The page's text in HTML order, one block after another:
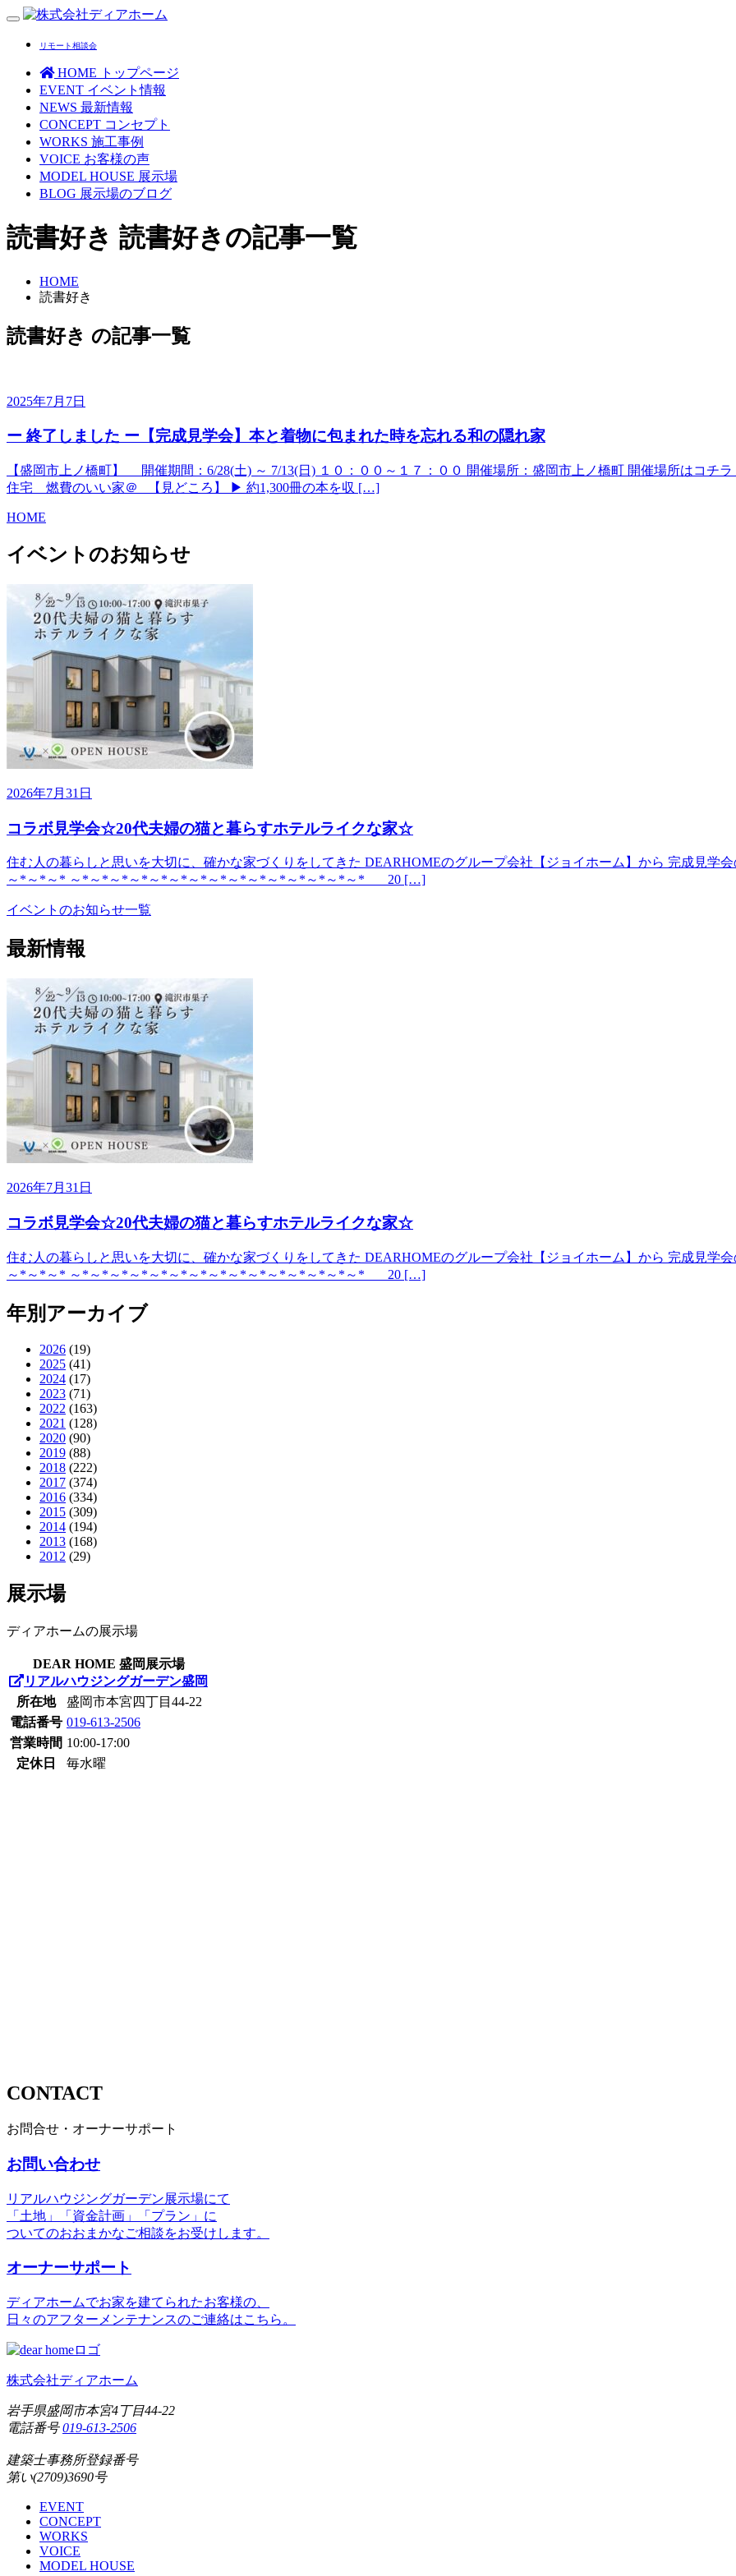
Toggle
リモート相談会
HOME
トップページ
EVENT イベント情報
NEWS 最新情報
CONCEPT コンセプト
WORKS 施工事例
VOICE お客様の声
MODEL HOUSE 展示場
BLOG 展示場のブログ
読書好き 読書好きの記事一覧
HOME
読書好き
読書好き の記事一覧
2025年7月7日
ー 終了しました ー【完成見学会】本と着物に包まれた時を忘れる和の隠れ家
【盛岡市上ノ橋町】 開催期間：6/28(土) ～ 7/13(日) １０：００～１７：００ 開催場所：盛岡市上ノ橋町 開催場所はコチ
住宅 燃費のいい家＠ 【見どころ】 ▶ 約1,300冊の本を収 […]
HOME
イベントのお知らせ
2026年7月31日
コラボ見学会☆20代夫婦の猫と暮らすホテルライクな家☆
住む人の暮らしと思いを大切に、確かな家づくりをしてきた DEARHOMEのグループ会社【ジョイホーム】から 完成見
～*～*～* ～*～*～*～*～*～*～*～*～*～*～*～*～*～*～* 20 […]
イベントのお知らせ一覧
最新情報
2026年7月31日
コラボ見学会☆20代夫婦の猫と暮らすホテルライクな家☆
住む人の暮らしと思いを大切に、確かな家づくりをしてきた DEARHOMEのグループ会社【ジョイホーム】から 完成見
～*～*～* ～*～*～*～*～*～*～*～*～*～*～*～*～*～*～* 20 […]
年別アーカイブ
2026 (19)
2025 (41)
2024 (17)
2023 (71)
2022 (163)
2021 (128)
2020 (90)
2019 (88)
2018 (222)
2017 (374)
2016 (334)
2015 (309)
2014 (194)
2013 (168)
2012 (29)
展示場
ディアホームの展示場
DEAR HOME 盛岡展示場
リアルハウジングガーデン盛岡
所在地
盛岡市本宮四丁目44-22
電話番号 019-613-2506
営業時間 10:00-17:00
定休日
毎水曜
CONTACT
お問合せ・オーナーサポート
お問い合わせ
リアルハウジングガーデン展示場にて
「土地」「資金計画」「プラン」に
ついてのおおまかなご相談をお受けします。
オーナーサポート
ディアホームでお家を建てられたお客様の、
日々のアフターメンテナンスのご連絡はこちら。
株式会社ディアホーム
岩手県盛岡市本宮4丁目44-22
電話番号019-613-2506
建築士事務所登録番号
第い(2709)3690号
EVENT
CONCEPT
WORKS
VOICE
MODEL HOUSE